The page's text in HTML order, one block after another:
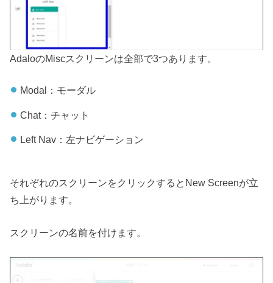
AdaloのMiscスクリーンは全部で3つあります。
Modal：モーダル
Chat：チャット
Left Nav：左ナビゲーション
それぞれのスクリーンをクリックするとNew Screenが立
ち上がります。
スクリーンの名前を付けます。